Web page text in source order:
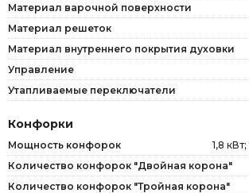
Материал варочной поверхности
Материал решеток
Материал внутреннего покрытия духовки
Управление
Утапливаемые переключатели
Конфорки
Мощность конфорок
1,8
Количество конфорок "Двойная корона"
Количество конфорок "Тройная корона"